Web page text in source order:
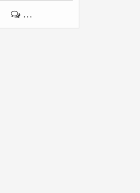
 …